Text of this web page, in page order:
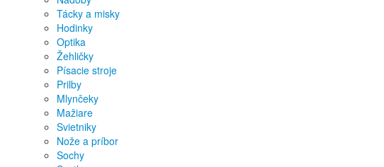
Tácky a misky
Hodinky
Optika
Žehličky
Písacie stroje
Prilby
Mlynčeky
Mažiare
Svietniky
Nože a príbor
Sochy